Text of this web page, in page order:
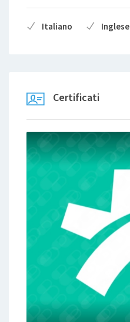
Italiano Inglese
Certificati